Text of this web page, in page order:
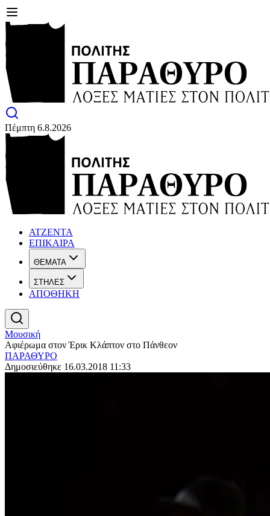
Πέμπτη 6.8.2026
ΑΤΖΕΝΤΑ
ΕΠΙΚΑΙΡΑ
ΘΕΜΑΤΑ
ΣΤΗΛΕΣ
ΑΠΟΘΗΚΗ
Μουσική
Αφιέρωμα στον Έρικ Κλάπτον στο Πάνθεον
ΠΑΡΑΘΥΡΟ
Δημοσιεύθηκε 16.03.2018 11:33